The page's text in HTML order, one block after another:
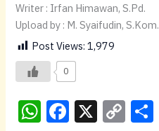
Writer : Irfan Himawan, S.Pd.
Upload by : M. Syaifudin, S.Kom.
Post Views: 1,979
0
W F X C